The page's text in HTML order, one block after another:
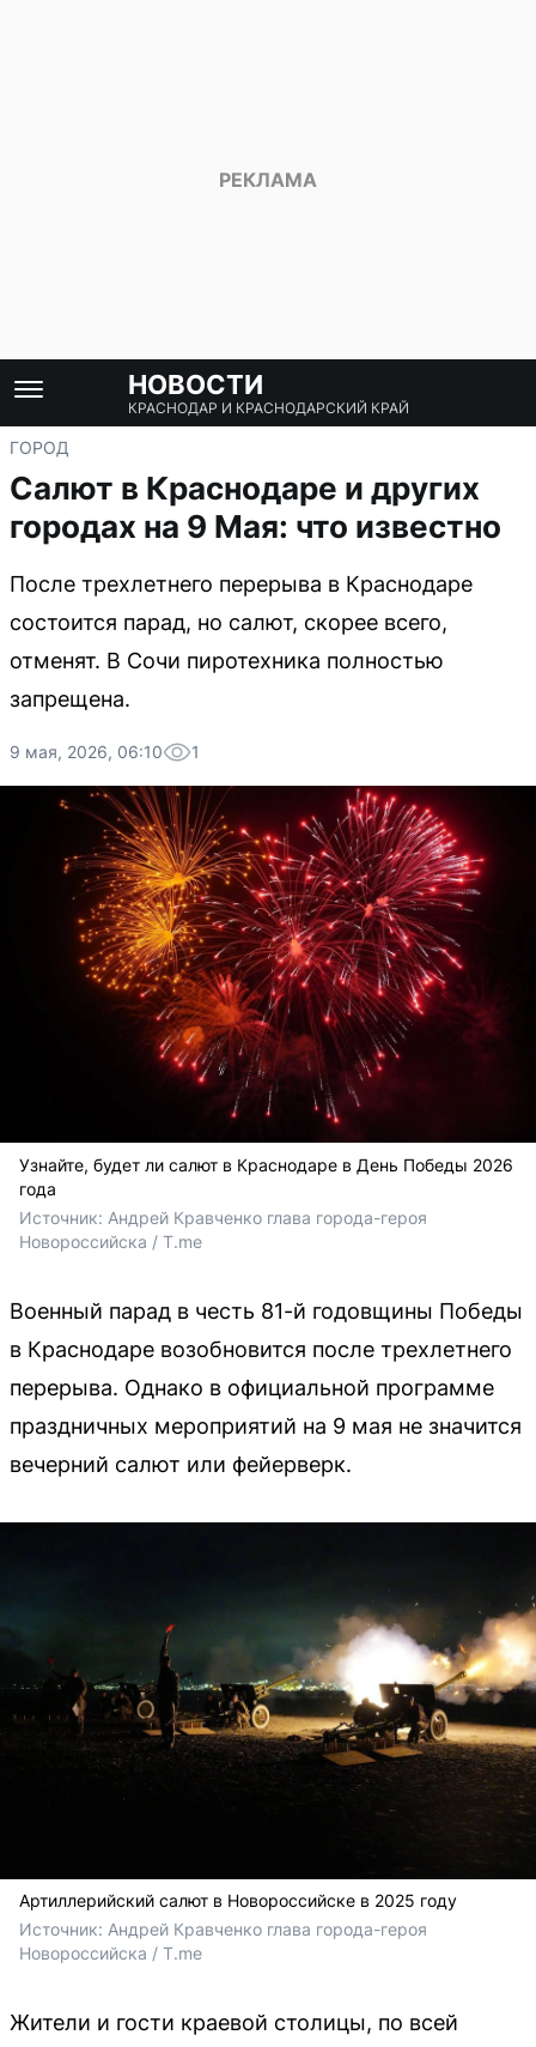
НОВОСТИ
КРАСНОДАР И КРАСНОДАРСКИЙ КРАЙ
ГОРОД
Салют в Краснодаре и других
городах на 9 Мая: что известно
После трехлетнего перерыва в Краснодаре
состоится парад, но салют, скорее всего,
отменят. В Сочи пиротехника полностью
запрещена.
9 мая, 2026, 06:10 1
Узнайте, будет ли салют в Краснодаре в День Победы 2026
года
Источник: Андрей Кравченко глава города-героя
Новороссийска / T.me
Военный парад в честь 81-й годовщины Победы
в Краснодаре возобновится после трехлетнего
перерыва. Однако в официальной программе
праздничных мероприятий на 9 мая не значится
вечерний салют или фейерверк.
Артиллерийский салют в Новороссийске в 2025 году
Источник: Андрей Кравченко глава города-героя
Новороссийска / T.me
Жители и гости краевой столицы, по всей